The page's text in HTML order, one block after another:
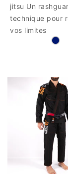
jitsu Un
technique pour
vos limites